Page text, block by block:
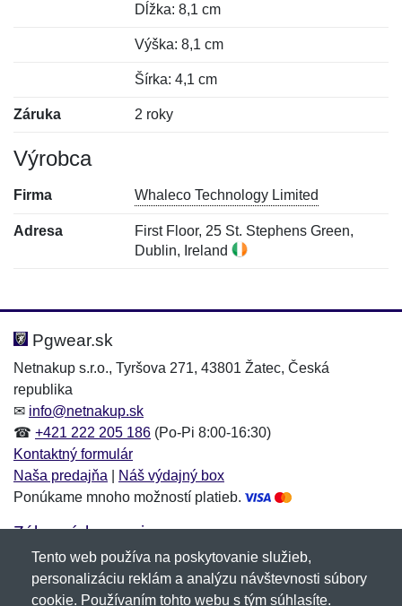
Dĺžka: 8,1 cm
Výška: 8,1 cm
Šírka: 4,1 cm
Záruka 2 roky
Výrobca
Firma Whaleco Technology Limited
Adresa
First Floor, 25 St. Stephens Green,
Dublin, Ireland
Hodnotenie:
Meno:*
E-mail:
Správa*
Meno:
E-mail:*
Správa*
Pgwear.sk
Netnakup s.r.o., Tyršova 271, 43801 Žatec, Česká
republika
✉ info@netnakup.sk
☎ +421 222 205 186 (Po-Pi 8:00-16:30)
Kontaktný formulár
Naša predajňa
Náš výdajný box
Ponúkame mnoho možností platieb.
Zákaznícky servis
Novinky emailom
Tento web používa na poskytovanie služieb,
personalizáciu reklám a analýzu návštevnosti súbory
cookie. Používaním tohto webu s tým súhlasíte.